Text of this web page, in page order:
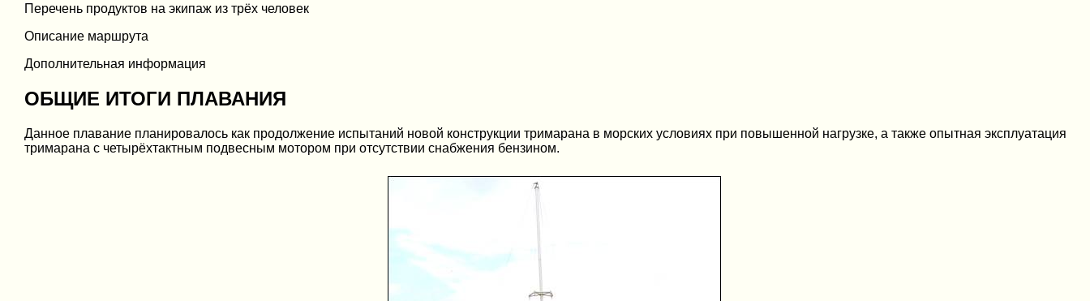
Перечень продуктов на экипаж из трёх человек
Описание маршрута
Дополнительная информация
ОБЩИЕ ИТОГИ ПЛАВАНИЯ
Данное плавание планировалось как продолжение испытаний новой конструкции тримарана в морских условиях при повышенной нагрузке, а также опытная эксплуатация
тримарана с четырёхтактным подвесным мотором при отсутствии снабжения бензином.